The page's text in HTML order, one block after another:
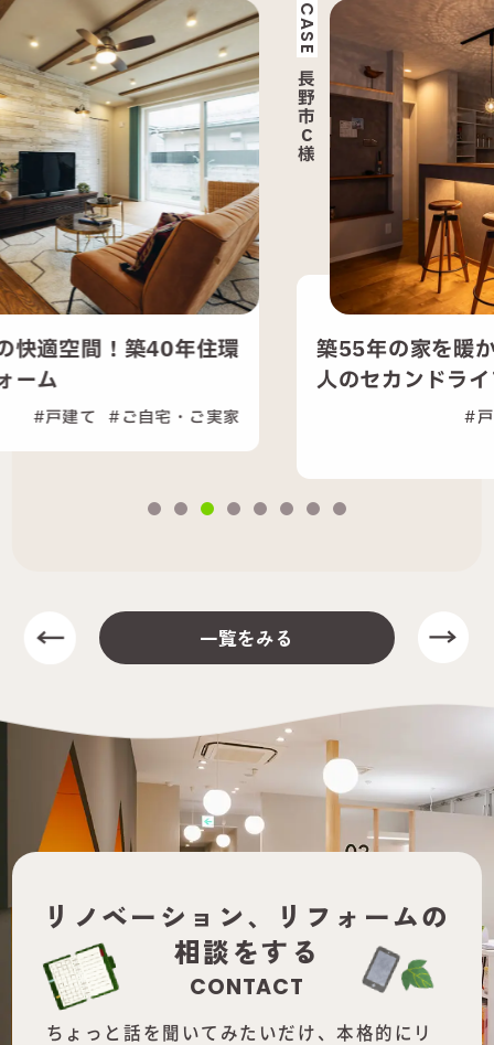
長
野
市
C
様
築55年の家を暖かく快適に！夫婦二
人のセカンドライフを支える...
戸建て
長
野
市
M
様
一覧をみる
リノベーション、
リフォームの
相談をする
CONTACT
ちょっと話を聞いてみたいだけ、本格的にリ